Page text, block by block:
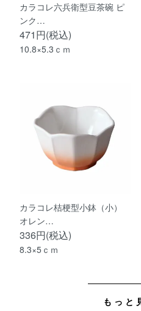
カラコレ六兵衛型豆茶碗 ピ
ンク…
471円(税込)
10.8×5.3ｃｍ
カラコレ桔梗型小鉢（小）
オレン…
336円(税込)
8.3×5ｃｍ
もっと